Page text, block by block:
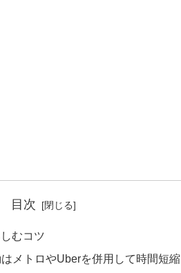
目次
むコツ
はメトロやUberを併用して時間短縮